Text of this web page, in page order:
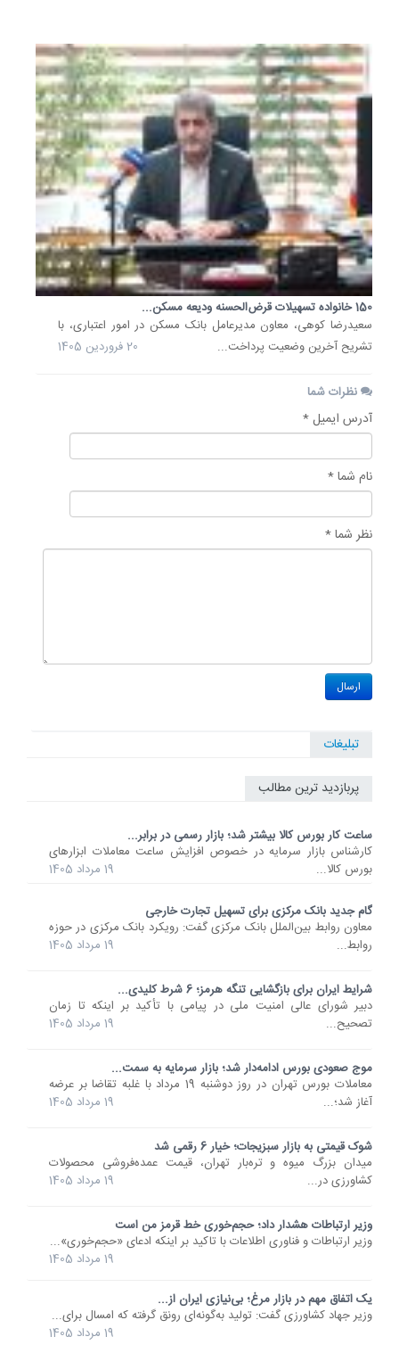
150 خانواده تسهیلات قرض‌الحسنه ودیعه مسکن...
سعیدرضا کوهی، معاون مدیرعامل بانک مسکن در امور اعتباری، با
تشریح آخرین وضعیت پرداخت...
20 فروردین 1405
نظرات شما
آدرس ایمیل *
نام شما *
نظر شما *
تبلیغات
پربازدید ترین مطالب
ساعت کار بورس کالا بیشتر شد؛ بازار رسمی در برابر...
کارشناس بازار سرمایه در خصوص افزایش ساعت معاملات ابزارهای
بورس کالا...
19 مرداد 1405
گام جدید بانک مرکزی برای تسهیل تجارت خارجی
معاون روابط بین‌الملل بانک مرکزی گفت: رویکرد بانک مرکزی در حوزه
روابط...
19 مرداد 1405
شرایط ایران برای بازگشایی تنگه هرمز؛ 6 شرط کلیدی...
دبیر شورای عالی امنیت ملی در پیامی با تأکید بر اینکه تا زمان
تصحیح...
19 مرداد 1405
موج صعودی بورس ادامه‌دار شد؛ بازار سرمایه به سمت...
معاملات بورس تهران در روز دوشنبه 19 مرداد با غلبه تقاضا بر عرضه
آغاز شد؛...
19 مرداد 1405
شوک قیمتی به بازار سبزیجات؛ خیار 6 رقمی شد
میدان بزرگ میوه و تره‌بار تهران، قیمت عمده‌فروشی محصولات
کشاورزی در...
19 مرداد 1405
وزیر ارتباطات هشدار داد؛ حجم‌خوری خط قرمز من است
وزیر ارتباطات و فناوری اطلاعات با تاکید بر اینکه ادعای «حجم‌خوری»...
19 مرداد 1405
یک اتفاق مهم در بازار مرغ؛ بی‌نیازی ایران از...
وزیر جهاد کشاورزی گفت: تولید به‌گونه‌ای رونق گرفته که امسال برای...
19 مرداد 1405